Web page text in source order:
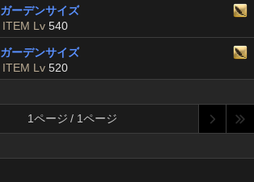
ーデンサイズ
ITEM Lv 540
ーデンサイズ
ITEM Lv 520
1ページ / 1ページ